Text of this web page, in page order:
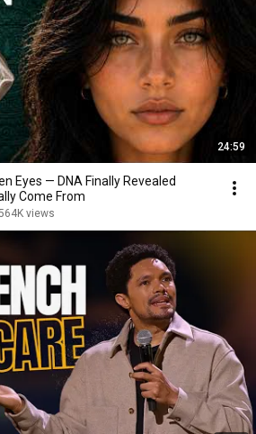
24:59
Eyes — DNA Finally Revealed
Come From
views